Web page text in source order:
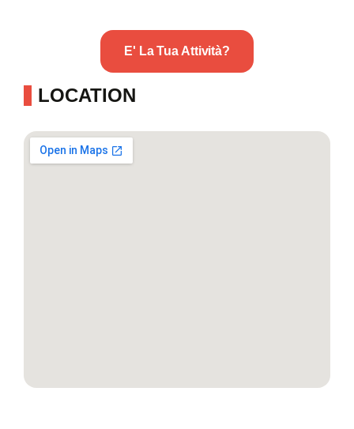
E' La Tua Attività?
LOCATION